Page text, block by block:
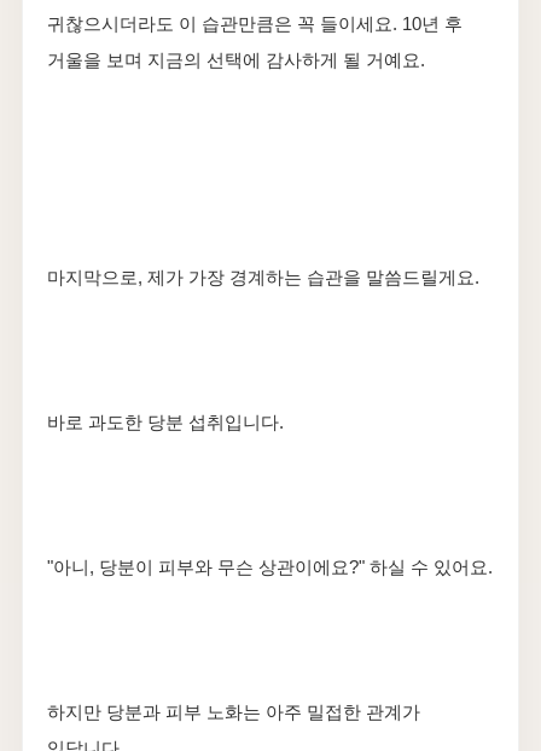
귀찮으시더라도 이 습관만큼은 꼭 들이세요. 10년 후
거울을 보며 지금의 선택에 감사하게 될 거예요.
마지막으로, 제가 가장 경계하는 습관을 말씀드릴게요.
바로 과도한 당분 섭취입니다.
"아니, 당분이 피부와 무슨 상관이에요?" 하실 수 있어요.
하지만 당분과 피부 노화는 아주 밀접한 관계가